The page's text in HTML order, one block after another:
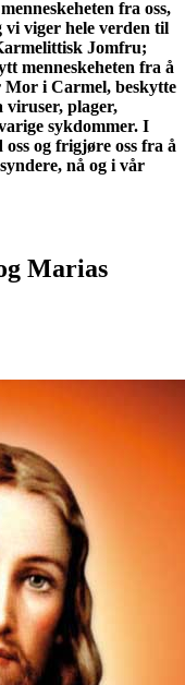
fra oss,
vi viger hele verden til
Jomfru;
menneskeheten fra å
i Carmel, beskytte
viruser, plager,
sykdommer. I
og frigjøre oss fra å
nå og i vår
Marias